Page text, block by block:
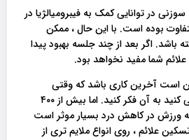
در توانایی کمک به فیبرومیالژیا در
بوده است. با این حال ، ممکن
باشد. اگر بعد از چند جلسه بهبود پیدا
علائم شما مفید نخواهد بود.
است آخرین کاری باشد که وقتی
احساس خستگی و درد می کنید به آن فکر کنید. اما بیش از ۴۰۰
ورزش در کاهش درد بسیار موثر است
علائم ، روی انواع ملایم تری از